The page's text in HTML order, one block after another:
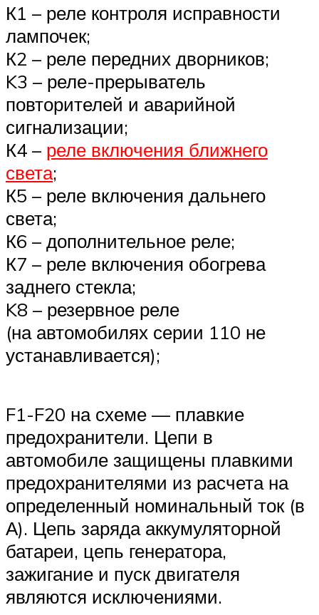
К1 – реле контроля исправности
лампочек;
К2 – реле передних дворников;
K3 – реле-прерыватель
повторителей и аварийной
сигнализации;
К4 – реле включения ближнего
света;
К5 – реле включения дальнего
света;
К6 – дополнительное реле;
К7 – реле включения обогрева
заднего стекла;
K8 – резервное реле
(на автомобилях серии 110 не
устанавливается);
F1-F20 на схеме — плавкие
предохранители. Цепи в
автомобиле защищены плавкими
предохранителями из расчета на
определенный номинальный ток (в
А). Цепь заряда аккумуляторной
батареи, цепь генератора,
зажигание и пуск двигателя
являются исключениями.